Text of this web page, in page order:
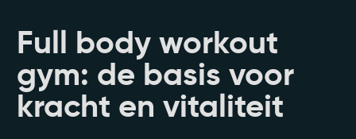
Full body workout
gym: de basis voor
kracht en vitaliteit